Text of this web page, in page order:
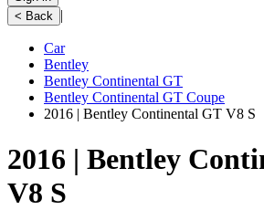
< Back |
Car
Bentley
Bentley Continental GT
Bentley Continental GT Coupe
2016 | Bentley Continental GT V8 S
2016 | Bentley
V8 S